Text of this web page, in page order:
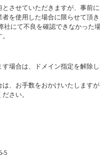
させていただきますが、事前
を使用した場合に限らせて頂き
社にて不良を確認できなかった
場合は、ドメイン指定を解除
、お手数をおかけいたします
さい。
5